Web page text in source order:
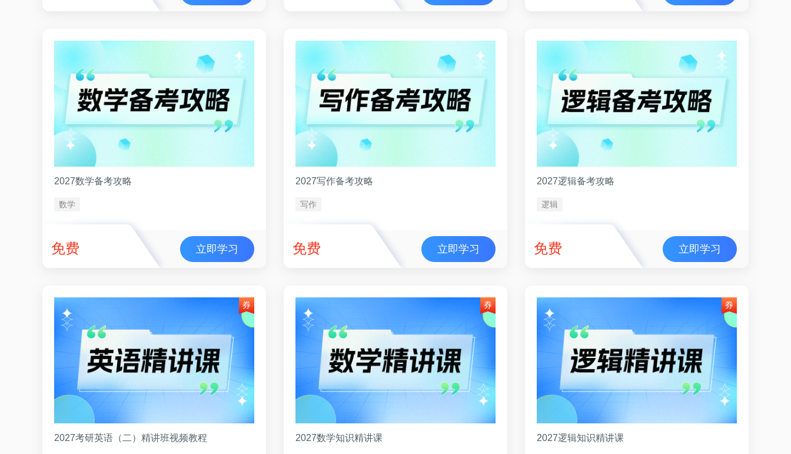
2027数学备考攻略
数学
免费 立即学习
2027写作备考攻略
写作
免费 立即学习
2027逻辑备考攻略
逻辑
免费 立即学习
2027考研英语（二）精讲班视频教程 2027数学知识精讲课 2027逻辑知识精讲课